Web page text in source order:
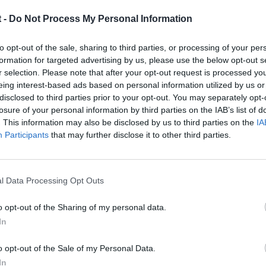
- Do Not Process My Personal Information
opt-out of the sale, sharing to third parties, or processing of your
for targeted advertising by us, please use the below opt-out
selection. Please note that after your opt-out request is processed
interest-based ads based on personal information utilized by us
to third parties prior to your opt-out. You may separately
of your personal information by third parties on the IAB’s list of
This information may also be disclosed by us to third parties on the
Participants that may further disclose it to other third parties.
Data Processing Opt Outs
opt-out of the Sharing of my personal data.
opt-out of the Sale of my Personal Data.
cague cerrar el coche sin mi dentro por si le da la venada algun
porque no es normal..un saludo!